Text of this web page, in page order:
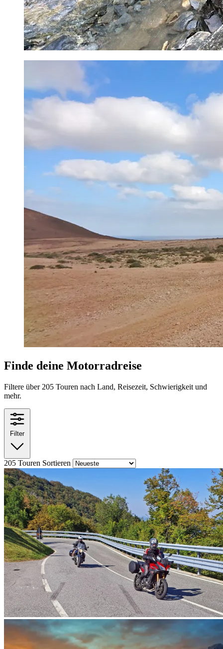
Finde deine Motorradreise
Filtere über 205 Touren nach Land, Reisezeit, Schwierigkeit und
mehr.
Filter
205 Touren Sortieren